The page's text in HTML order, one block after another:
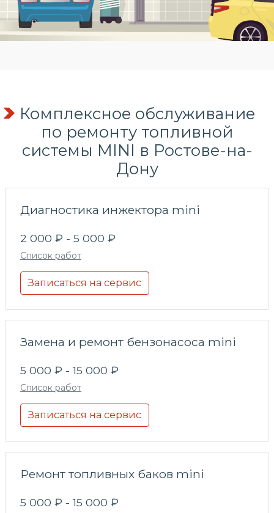
Комплексное обслуживание
по ремонту топливной
системы MINI в Ростове-на-
Дону
Диагностика инжектора mini
2 000 ₽ - 5 000 ₽
Список работ
Записаться на сервис
Замена и ремонт бензонасоса mini
5 000 ₽ - 15 000 ₽
Список работ
Записаться на сервис
Ремонт топливных баков mini
5 000 ₽ - 15 000 ₽